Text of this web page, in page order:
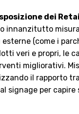
dei
innanzitutto
(come i
veri e propri, le
migliorativi.
il rapporto
signage per